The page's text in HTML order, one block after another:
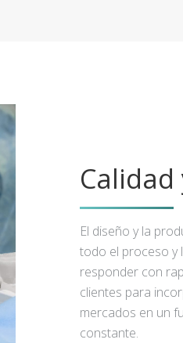
El diseño y la
todo el proceso y
responder con
clientes para
mercados en un
constante.